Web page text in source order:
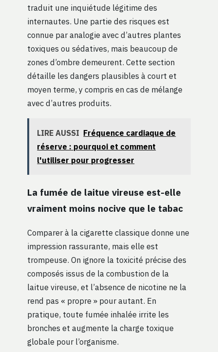
traduit une inquiétude légitime des
internautes. Une partie des risques est
connue par analogie avec d’autres plantes
toxiques ou sédatives, mais beaucoup de
zones d’ombre demeurent. Cette section
détaille les dangers plausibles à court et
moyen terme, y compris en cas de mélange
avec d’autres produits.
LIRE AUSSI Fréquence cardiaque de
réserve : pourquoi et comment
l'utiliser pour progresser
La fumée de laitue vireuse est-elle
vraiment moins nocive que le tabac
Comparer à la cigarette classique donne une
impression rassurante, mais elle est
trompeuse. On ignore la toxicité précise des
composés issus de la combustion de la
laitue vireuse, et l’absence de nicotine ne la
rend pas « propre » pour autant. En
pratique, toute fumée inhalée irrite les
bronches et augmente la charge toxique
globale pour l’organisme.